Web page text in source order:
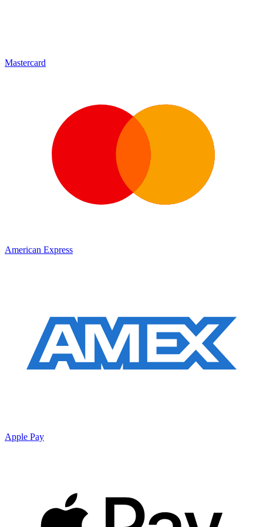
Mastercard
American Express
Apple Pay